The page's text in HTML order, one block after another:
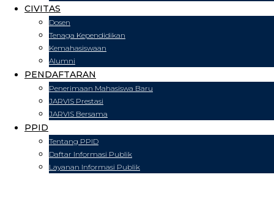
CIVITAS
Dosen
Tenaga Kependidikan
Kemahasiswaan
Alumni
PENDAFTARAN
Penerimaan Mahasiswa Baru
JARVIS Prestasi
JARVIS Bersama
PPID
Tentang PPID
Daftar Informasi Publik
Layanan Informasi Publik